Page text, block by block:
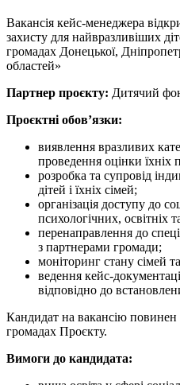
Вакансія кейс-менеджера
захисту для найвразливіших
громадах Донецької,
областей»
Партнер проєкту: Дитячий
Проєктні обов’язки:
виявлення вразливих
проведення оцінки їхніх
розробка та супровід
дітей і їхніх сімей;
організація доступу до
психологічних, освітніх
перенаправлення до
з партнерами громади;
моніторинг стану сімей
ведення кейс-
відповідно до
Кандидат на вакансію повинен
громадах Проєкту.
Вимоги до кандидата: